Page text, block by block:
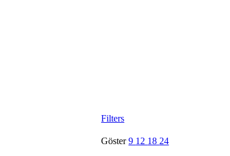
Filters
Göster9 12 18 24